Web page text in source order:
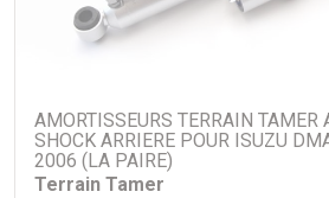
ISUZU D-Max III (Euro 5) 12-
surélévation de +30 à +55mm)
AMORTISSEURS TERRAIN TAMER
SHOCK ARRIERE POUR ISUZU
2006 (LA PAIRE)
Terrain Tamer